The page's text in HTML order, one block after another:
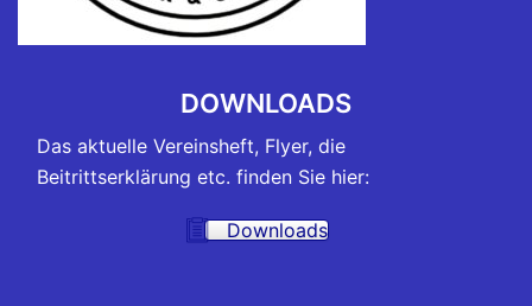
DOWNLOADS
Das aktuelle Vereinsheft, Flyer, die
Beitrittserklärung etc. finden Sie hier:
Downloads